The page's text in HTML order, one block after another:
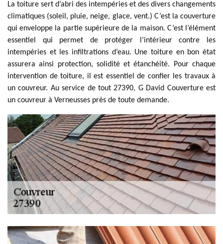
La toiture sert d’abri des intempéries et des divers changements
climatiques (soleil, pluie, neige, glace, vent.) C’est la couverture
qui enveloppe la partie supérieure de la maison. C’est l’élément
essentiel qui permet de protéger l’intérieur contre les
intempéries et les infiltrations d’eau. Une toiture en bon état
assurera ainsi protection, solidité et étanchéité. Pour chaque
intervention de toiture, il est essentiel de confier les travaux à
un couvreur. Au service de tout 27390, G David Couverture est
un couvreur à Verneusses près de toute demande.